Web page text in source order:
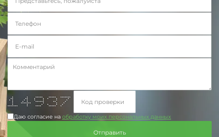
* * ***** ***** *******
** ** * * * * *
* * * * * * * *
* * * ****** ** *
* ******* * * *
* * * * * *
******* * **** ***** *
Даю согласие на обработку моих персональных данных